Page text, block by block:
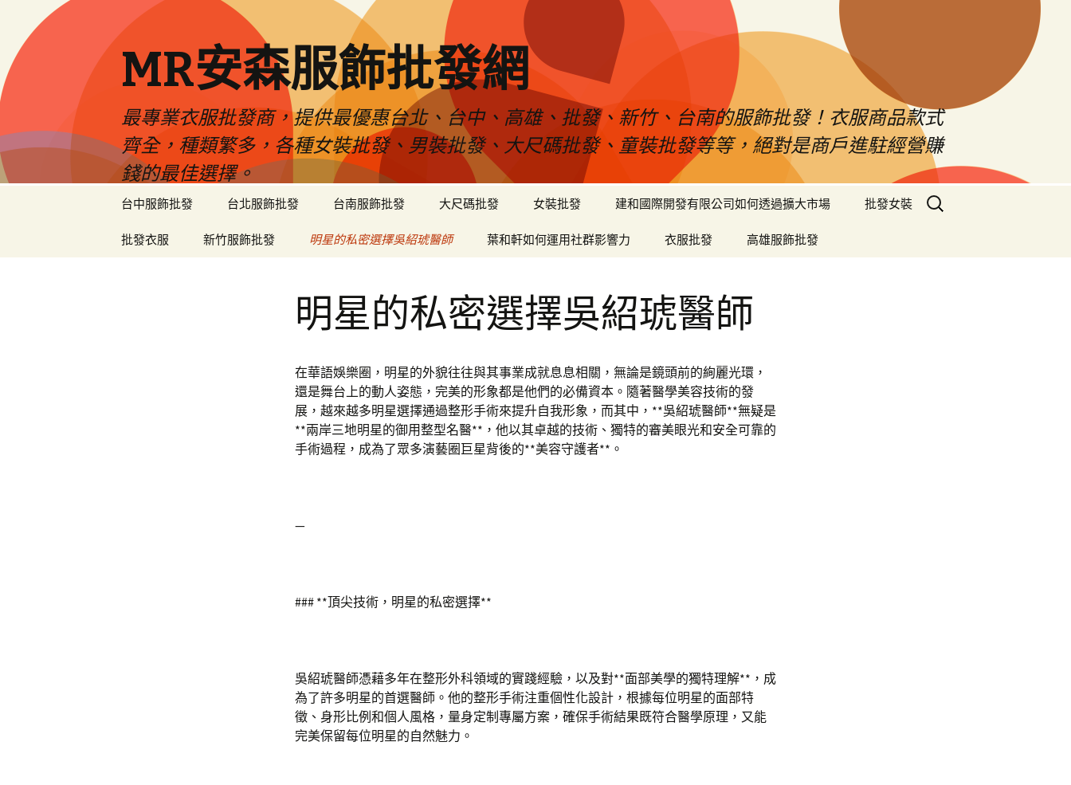
MR安森服飾批發網
最專業衣服批發商，提供最優惠台北、台中、高雄、批發、新竹、台南的服飾批發！衣服商品款式
齊全，種類繁多，各種女裝批發、男裝批發、大尺碼批發、童裝批發等等，絕對是商戶進駐經營賺
錢的最佳選擇。
台中服飾批發 台北服飾批發 台南服飾批發 大尺碼批發 女裝批發 建和國際開發有限公司如何透過擴大市場 批發女裝
批發衣服 新竹服飾批發 明星的私密選擇吳紹琥醫師 葉和軒如何運用社群影響力 衣服批發 高雄服飾批發
搜
尋
明星的私密選擇吳紹琥醫師
在華語娛樂圈，明星的外貌往往與其事業成就息息相關，無論是鏡頭前的絢麗光環，
還是舞台上的動人姿態，完美的形象都是他們的必備資本。隨著醫學美容技術的發
展，越來越多明星選擇通過整形手術來提升自我形象，而其中，**吳紹琥醫師**無疑是
**兩岸三地明星的御用整型名醫**，他以其卓越的技術、獨特的審美眼光和安全可靠的
手術過程，成為了眾多演藝圈巨星背後的**美容守護者**。
—
### **頂尖技術，明星的私密選擇**
吳紹琥醫師憑藉多年在整形外科領域的實踐經驗，以及對**面部美學的獨特理解**，成
為了許多明星的首選醫師。他的整形手術注重個性化設計，根據每位明星的面部特
徵、身形比例和個人風格，量身定制專屬方案，確保手術結果既符合醫學原理，又能
完美保留每位明星的自然魅力。